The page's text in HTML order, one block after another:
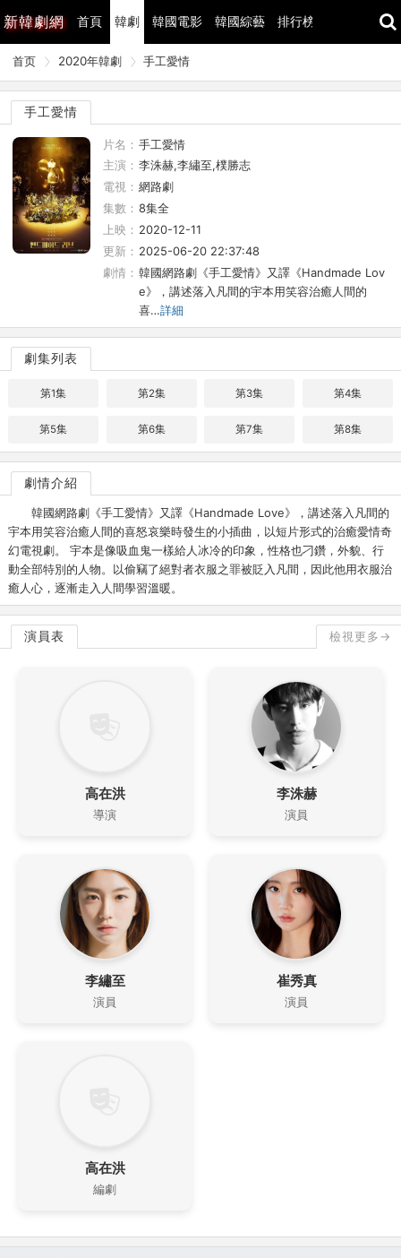
新韓劇網 首頁 韓劇 韓國電影 韓國綜藝 排行榜
首页 2020年韓劇 手工愛情
手工愛情
片名： 手工愛情
主演： 李洙赫,李繡至,樸勝志
電視： 網路劇
集數： 8集全
上映： 2020-12-11
更新： 2025-06-20 22:37:48
劇情： 韓國網路劇《手工愛情》又譯《Handmade Lov
e》，講述落入凡間的宇本用笑容治癒人間的
喜…詳細
劇集列表
第1集 第2集 第3集 第4集
第5集 第6集 第7集 第8集
劇情介紹
韓國網路劇《手工愛情》又譯《Handmade Love》，講述落入凡間的
宇本用笑容治癒人間的喜怒哀樂時發生的小插曲，以短片形式的治癒愛情奇
幻電視劇。 宇本是像吸血鬼一樣給人冰冷的印象，性格也刁鑽，外貌、行
動全部特別的人物。以偷竊了絕對者衣服之罪被貶入凡間，因此他用衣服治
癒人心，逐漸走入人間學習溫暖。
演員表 檢視更多→
高在洪
導演
李洙赫
演員
李繡至
演員
崔秀真
演員
高在洪
編劇